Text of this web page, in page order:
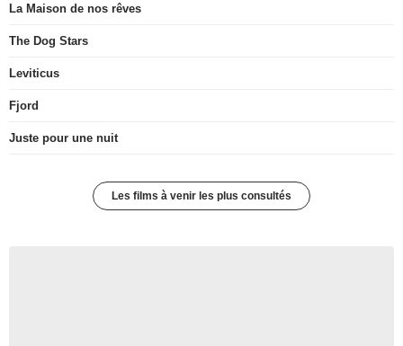
La Maison de nos rêves
The Dog Stars
Leviticus
Fjord
Juste pour une nuit
Les films à venir les plus consultés